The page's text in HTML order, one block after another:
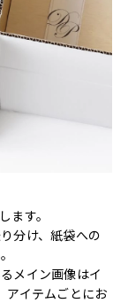
ます。
分け、紙袋への
メイン画像はイ
アイテムごとにお